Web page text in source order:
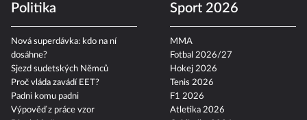
Politika
Nová superdávka: kdo na ní
dosáhne?
Sjezd sudetských Němců
Proč vláda zavádí EET?
Padni komu padni
Výpověď z práce vzor
Sport 2026
MMA
Fotbal 2026/27
Hokej 2026
Tenis 2026
F1 2026
Atletika 2026